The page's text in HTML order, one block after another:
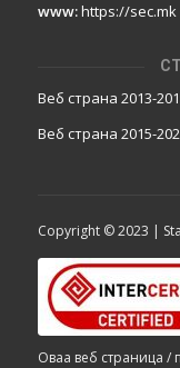
www:https://sec.mk
Веб страна 2013-
Веб страна 2015-
Copyright © 2023 |
Оваа веб страница /